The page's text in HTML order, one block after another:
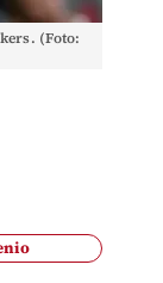
(Foto: